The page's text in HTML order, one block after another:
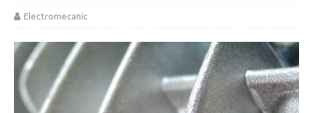
Electromecanic